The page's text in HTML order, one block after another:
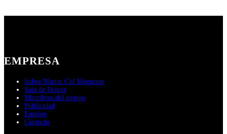
EMPRESA
Sobre Martin Cid Magazine
Sala de Prensa
Miembros del equipo
Publicidad
Empleo
Contacto